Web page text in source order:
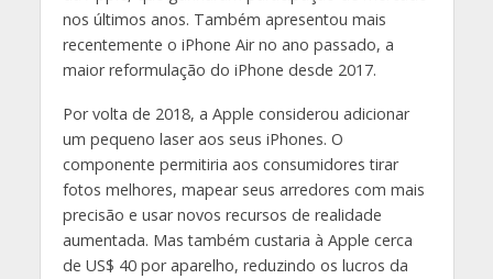
nos últimos anos. Também apresentou mais
recentemente o iPhone Air no ano passado, a
maior reformulação do iPhone desde 2017.
Por volta de 2018, a Apple considerou adicionar
um pequeno laser aos seus iPhones. O
componente permitiria aos consumidores tirar
fotos melhores, mapear seus arredores com mais
precisão e usar novos recursos de realidade
aumentada. Mas também custaria à Apple cerca
de US$ 40 por aparelho, reduzindo os lucros da